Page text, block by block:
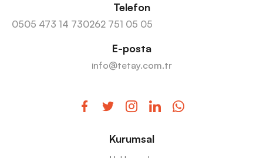
Telefon
0505 473 14 730262 751 05 05
E-posta
info@tetay.com.tr
Kurumsal